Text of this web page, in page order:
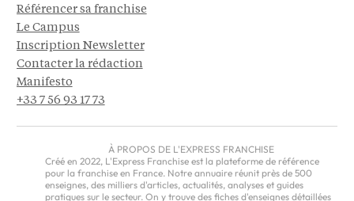
Référencer sa franchise
Le Campus
Inscription Newsletter
Contacter la rédaction
Manifesto
+33 7 56 93 17 73
À PROPOS DE L'EXPRESS FRANCHISE
Créé en 2022, L'Express Franchise est la plateforme de référence
pour la franchise en France. Notre annuaire réunit près de 500
enseignes, des milliers d'articles, actualités, analyses et guides
pratiques sur le secteur. On y trouve des fiches d'enseignes détaillées